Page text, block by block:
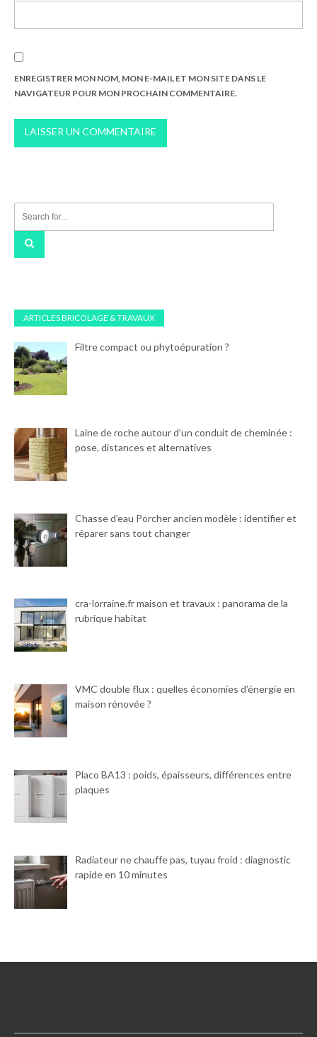
ENREGISTRER MON NOM, MON E-MAIL ET MON SITE DANS LE
NAVIGATEUR POUR MON PROCHAIN COMMENTAIRE.
ARTICLES BRICOLAGE & TRAVAUX
Filtre compact ou phytoépuration ?
Laine de roche autour d’un conduit de cheminée :
pose, distances et alternatives
Chasse d’eau Porcher ancien modèle : identifier et
réparer sans tout changer
cra-lorraine.fr maison et travaux : panorama de la
rubrique habitat
VMC double flux : quelles économies d’énergie en
maison rénovée ?
Placo BA13 : poids, épaisseurs, différences entre
plaques
Radiateur ne chauffe pas, tuyau froid : diagnostic
rapide en 10 minutes